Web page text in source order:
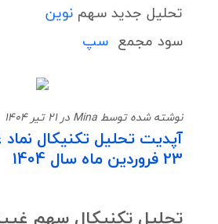
تحلیل جدید سهم نوین
سود مجمع سپ
نوشته شده توسط Mina در 21 تیر 1404
آپدیت تحلیل تکنیکال نماد
23 فروردین ماه سال 1404
تحلیل تکنیکال سهم